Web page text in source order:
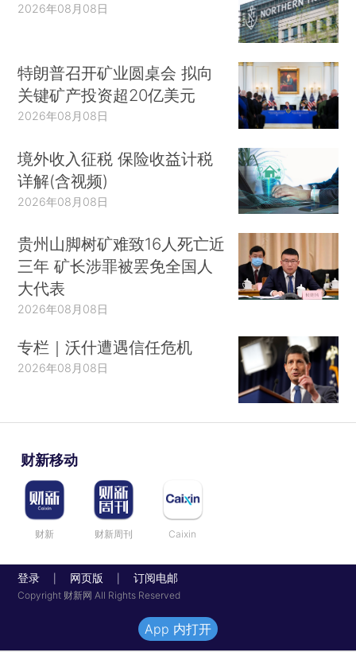
2026年08月08日
特朗普召开矿业圆桌会 拟向
关键矿产投资超20亿美元
2026年08月08日
境外收入征税 保险收益计税
详解(含视频)
2026年08月08日
贵州山脚树矿难致16人死亡近
三年 矿长涉罪被罢免全国人
大代表
2026年08月08日
专栏｜沃什遭遇信任危机
2026年08月08日
财新移动
财新 财新周刊 Caixin
登录 网页版 订阅电邮
Copyright 财新网 All Rights Reserved
App 内打开